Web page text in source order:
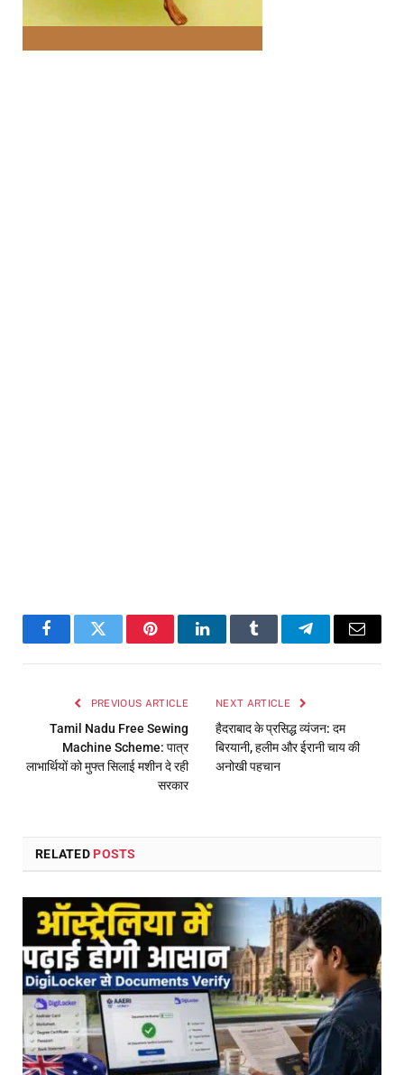
FacebookTwitter PinterestLinkedInTumblr TelegramEmail
PREVIOUS ARTICLE
Tamil Nadu Free Sewing
Machine Scheme: पात्र
लाभार्थियों को मुफ्त सिलाई मशीन दे रही
सरकार
NEXT ARTICLE
हैदराबाद के प्रसिद्ध व्यंजन: दम
बिरयानी, हलीम और ईरानी चाय की
अनोखी पहचान
RELATED POSTS